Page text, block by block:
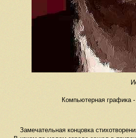
Компьютерная графика
Замечательная концовка